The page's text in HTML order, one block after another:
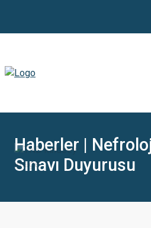
Haberler |
Sınavı Duyurusu